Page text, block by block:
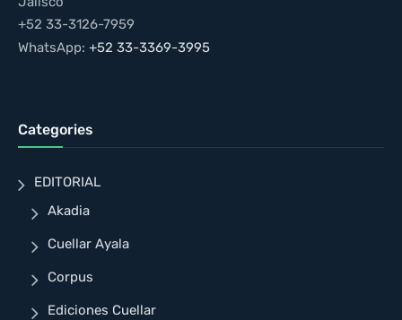
+52 33-3126-7959
WhatsApp: +52 33-3369-3995
Categories
EDITORIAL
Akadia
Cuellar Ayala
Corpus
Ediciones Cuellar